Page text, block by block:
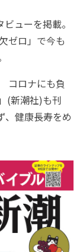
ューを掲載。
ゼロ」で今も
コロナにも負
(新潮社)も刊
、健康長寿をめ